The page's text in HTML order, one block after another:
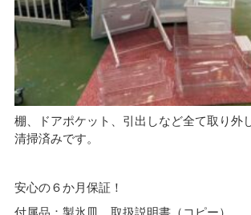
棚、ドアポケット、引出しなど全て取り外
清掃済みです。
安心の６か月保証！
付属品：製氷皿、取扱説明書（コピー）